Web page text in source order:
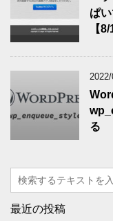
ぱ
【
る
最近の投稿